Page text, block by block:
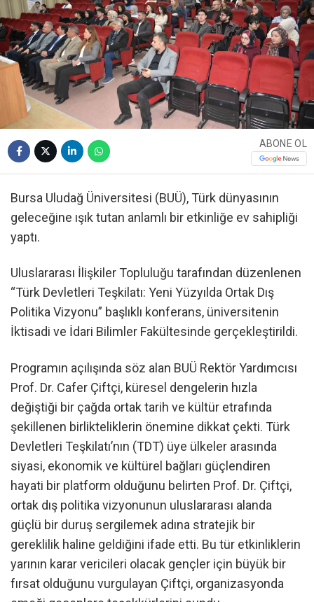
ABONE OL
Bursa Uludağ Üniversitesi (BUÜ), Türk dünyasının
geleceğine ışık tutan anlamlı bir etkinliğe ev sahipliği
yaptı.
Uluslararası İlişkiler Topluluğu tarafından düzenlenen
“Türk Devletleri Teşkilatı: Yeni Yüzyılda Ortak Dış
Politika Vizyonu” başlıklı konferans, üniversitenin
İktisadi ve İdari Bilimler Fakültesinde gerçekleştirildi.
Programın açılışında söz alan BUÜ Rektör Yardımcısı
Prof. Dr. Cafer Çiftçi, küresel dengelerin hızla
değiştiği bir çağda ortak tarih ve kültür etrafında
şekillenen birlikteliklerin önemine dikkat çekti. Türk
Devletleri Teşkilatı’nın (TDT) üye ülkeler arasında
siyasi, ekonomik ve kültürel bağları güçlendiren
hayati bir platform olduğunu belirten Prof. Dr. Çiftçi,
ortak dış politika vizyonunun uluslararası alanda
güçlü bir duruş sergilemek adına stratejik bir
gereklilik haline geldiğini ifade etti. Bu tür etkinliklerin
yarının karar vericileri olacak gençler için büyük bir
fırsat olduğunu vurgulayan Çiftçi, organizasyonda